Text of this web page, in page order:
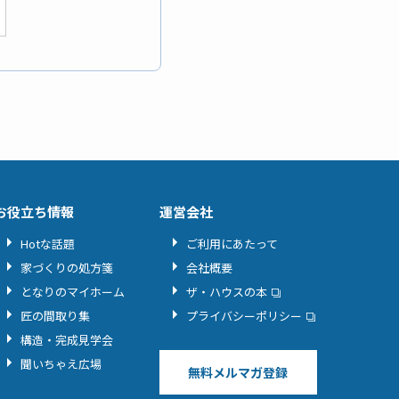
役立ち情報
Hotな話題
家づくりの処方箋
となりのマイホーム
匠の間取り集
構造・完成見学会
聞いちゃえ広場
運営会社
ご利用にあたって
会社概要
ザ・ハウスの本
プライバシーポリシー
無料メルマガ登録